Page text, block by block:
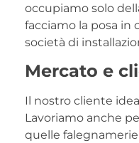
occupiamo solo
facciamo la posa in
società di
Mercato e
Il nostro cliente
Lavoriamo anche
quelle